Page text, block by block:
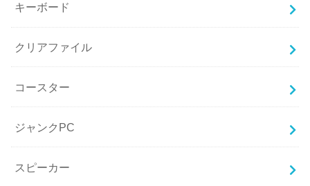
キーボード
クリアファイル
コースター
ジャンクPC
スピーカー